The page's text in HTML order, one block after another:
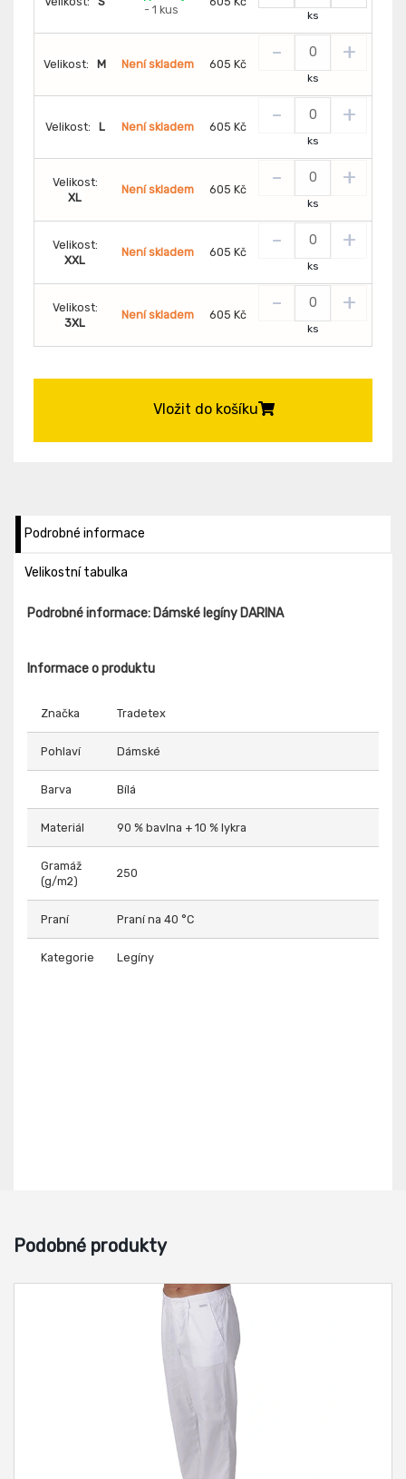
- 1 kus
ks
Velikost: M Není skladem 605 Kč - +
ks
Velikost: L Není skladem 605 Kč - +
ks
Velikost:
XL
Není skladem 605 Kč - +
ks
Velikost:
XXL
Není skladem 605 Kč - +
ks
Velikost:
3XL
Není skladem 605 Kč - +
ks
Vložit do košíku
Podrobné informace
Velikostní tabulka
Podrobné informace: Dámské legíny DARINA
Informace o produktu
Značka Tradetex
Pohlaví Dámské
Barva Bílá
Materiál 90 % bavlna + 10 % lykra
Gramáž
(g/m2)
250
Praní Praní na 40 °C
Kategorie Legíny
Podobné produkty